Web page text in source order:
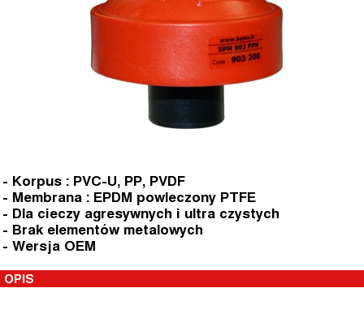
- Korpus : PVC-U, PP, PVDF
- Membrana : EPDM powleczony PTFE
- Dla cieczy agresywnych i ultra czystych
- Brak elementów metalowych
- Wersja OEM
OPIS